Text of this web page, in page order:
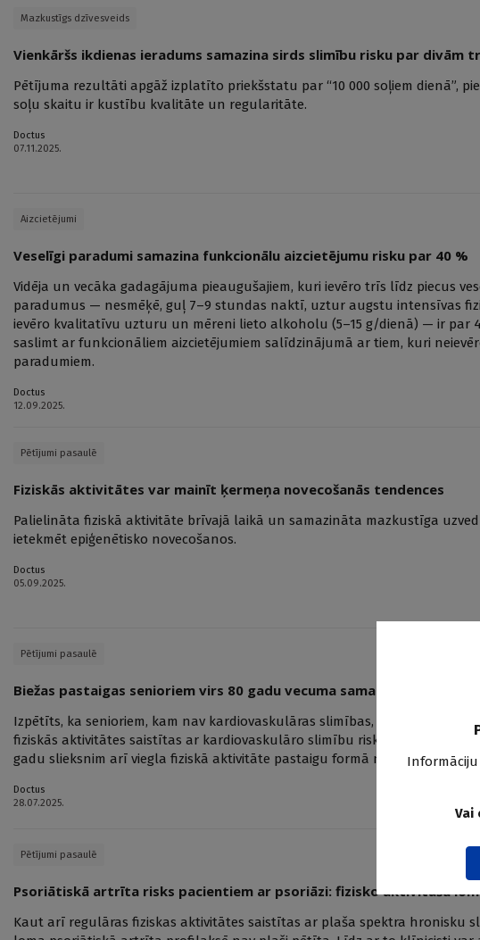
Mazkustīgs dzīvesveids
Vienkāršs ikdienas ieradums samazina sirds slimību risku par divām
Pētījuma rezultāti apgāž izplatīto priekšstatu par “10 000 soļiem dienā”,
soļu skaitu ir kustību kvalitāte un regularitāte.
Doctus
07.11.2025.
Aizcietējumi
Veselīgi paradumi samazina funkcionālu aizcietējumu risku par 40 %
Vidēja un vecāka gadagājuma pieaugušajiem, kuri ievēro trīs līdz piecus
paradumus — nesmēķē, guļ 7–9 stundas naktī, uztur augstu intensīvas
ievēro kvalitatīvu uzturu un mēreni lieto alkoholu (5–15 g/dienā) — ir par
saslimt ar funkcionāliem aizcietējumiem salīdzinājumā ar tiem, kuri
paradumiem.
Doctus
12.09.2025.
Pētījumi pasaulē
Fiziskās aktivitātes var mainīt ķermeņa novecošanās tendences
Palielināta fiziskā aktivitāte brīvajā laikā un samazināta mazkustīga
ietekmēt epiģenētisko novecošanos.
Doctus
05.09.2025.
Pētījumi pasaulē
Biežas pastaigas senioriem virs 80 gadu vecuma samazina
Izpētīts, ka senioriem, kam nav kardiovaskulāras slimības, katras papildu
fiziskās aktivitātes saistītas ar kardiovaskulāro slimību riska samazinājumu.
gadu slieksnim arī viegla fiziskā aktivitāte pastaigu formā nodrošina
Doctus
28.07.2025.
Pētījumi pasaulē
Psoriātiskā artrīta risks pacientiem ar psoriāzi: fizisko aktivitāšu
Kaut arī regulāras fiziskas aktivitātes saistītas ar plaša spektra hronisku
Vai